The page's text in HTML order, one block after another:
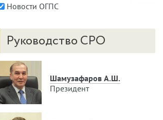
Новости ОГПС
Руководство СРО
Шамузафаров А.Ш.
Президент